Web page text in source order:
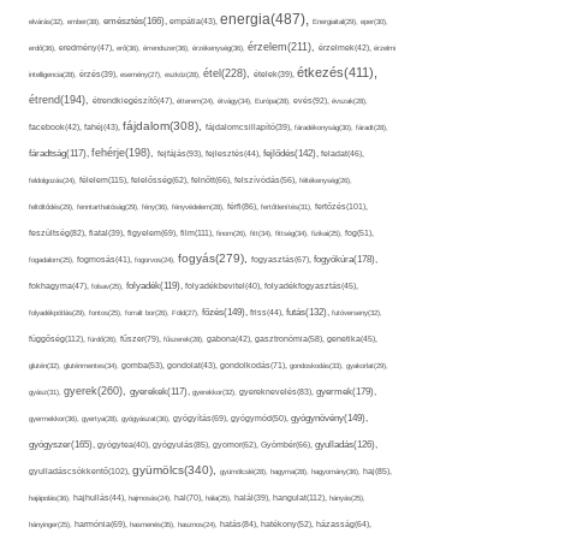
elvárás(32), ember(38), emésztés(166), empátia(43), energia(487), Energiaital(29), eper(30),
erdő(36), eredmény(47), erő(36), érrendszer(36), érzékenység(36), érzelem(211), érzelmek(42), érzelmi
intelligencia(28), érzés(39), esemény(27), eszköz(28), étel(228), ételek(39), étkezés(411),
étrend(194), étrendkiegészítő(47), étterem(24), étvágy(34), Európa(28), evés(92), évszak(28),
facebook(42), fahéj(43), fájdalom(308), fájdalomcsillapító(39), fáradékonyság(30), fáradt(28),
fáradtság(117), fehérje(198), fejfájás(93), fejlesztés(44), fejlődés(142), feladat(46),
feldolgozás(24), félelem(115), felelősség(62), felnőtt(66), felszívódás(56), féltékenység(26),
feltöltődés(29), fenntarthatóság(29), fény(36), fényvédelem(28), férfi(86), fertőtlenítés(31), fertőzés(101),
feszültség(82), fiatal(39), figyelem(69), film(111), finom(26), fitt(34), fittség(34), fizikai(25), fog(51),
fogadalom(25), fogmosás(41), fogorvos(24), fogyás(279), fogyasztás(67), fogyókúra(178),
fokhagyma(47), folsav(25), folyadék(119), folyadékbevitel(40), folyadékfogyasztás(45),
folyadékpótlás(29), fontos(25), forralt bor(26), Föld(27), főzés(149), friss(44), futás(132), futóverseny(32),
függőség(112), fürdő(26), fűszer(79), fűszerek(28), gabona(42), gasztronómia(58), genetika(45),
glutén(32), gluténmentes(34), gomba(53), gondolat(43), gondolkodás(71), gondoskodás(33), gyakorlat(29),
gyász(31), gyerek(260), gyerekek(117), gyerekkor(32), gyereknevelés(83), gyermek(179),
gyermekkor(36), gyertya(28), gyógyászat(36), gyógyítás(69), gyógymód(50), gyógynövény(149),
gyógyszer(165), gyógytea(40), gyógyulás(85), gyomor(62), Gyömbér(66), gyulladás(126),
gyulladáscsökkentő(102), gyümölcs(340), gyümölcslé(28), hagyma(28), hagyomány(36), haj(85),
hajápolás(36), hajhullás(44), hajmosás(24), hal(70), hála(25), halál(39), hangulat(112), hányás(25),
hányinger(25), harmónia(69), hasmenés(35), hasznos(24), hatás(84), hatékony(52), házasság(64),